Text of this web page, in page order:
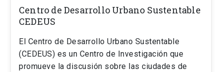
Centro de Desarrollo Urbano Sustentable
CEDEUS
El Centro de Desarrollo Urbano Sustentable
(CEDEUS) es un Centro de Investigación que
promueve la discusión sobre las ciudades de